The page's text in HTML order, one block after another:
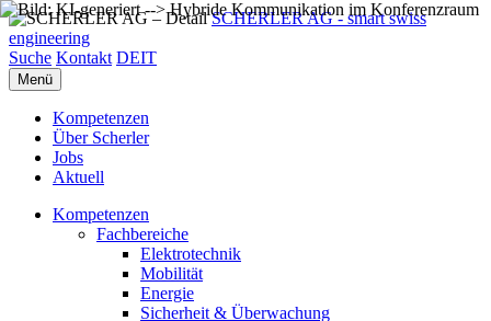
SCHERLER AG - smart swiss
engineering
Suche Kontakt DEIT
Menü
Kompetenzen
Über Scherler
Jobs
Aktuell
Kompetenzen
Fachbereiche
Elektrotechnik
Mobilität
Energie
Sicherheit & Überwachung